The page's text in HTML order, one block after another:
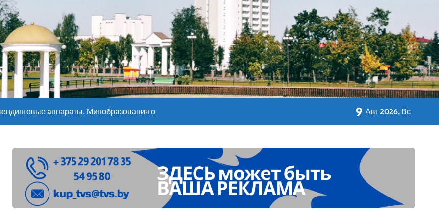
– 05 08 2026
– 07 08 20
аппараты. Минобразования об изменениях в школьном питании
из Молодечно о 50-килограммовом каравае для Дворца Независимости
детей с 1 сентября, рассказали в правительстве
рассказали о погоде на сегодня
9 Авг 2026, Вс